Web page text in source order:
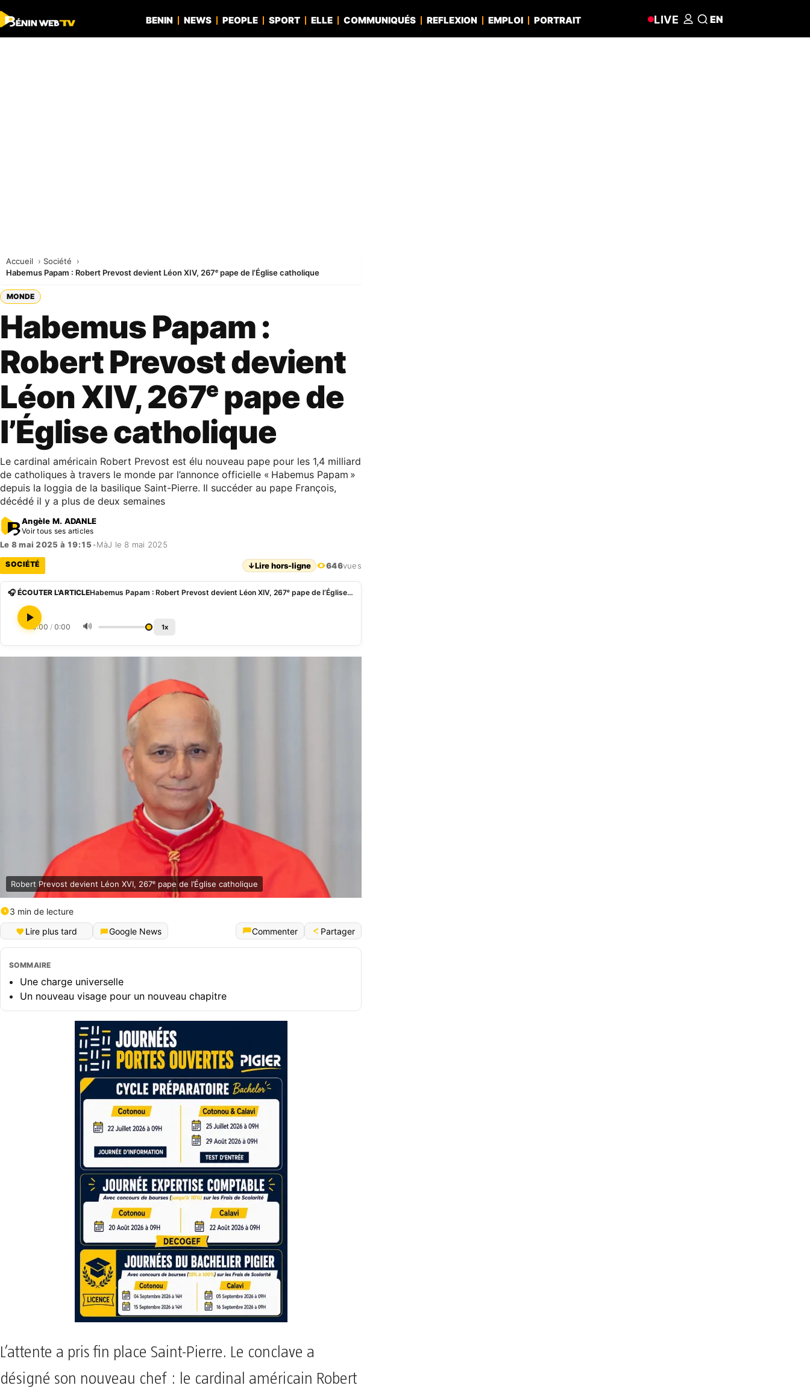
BENIN NEWS PEOPLE SPORT ELLE COMMUNIQUÉS REFLEXION EMPLOI PORTRAIT LIVE EN
Accueil
Société
Habemus Papam : Robert Prevost devient Léon XIV, 267ᵉ pape de l’Église catholique
MONDE
Habemus Papam :
Robert Prevost devient
Léon XIV, 267ᵉ pape de
l’Église catholique
Le cardinal américain Robert Prevost est élu nouveau pape pour les 1,4 milliard
de catholiques à travers le monde par l’annonce officielle « Habemus Papam »
depuis la loggia de la basilique Saint-Pierre. Il succéder au pape François,
décédé il y a plus de deux semaines
Angèle M. ADANLE
Voir tous ses articles
Le 8 mai 2025 à 19:15 •MàJ le 8 mai 2025
SOCIÉTÉ ↓Lire hors-ligne 646vues
🎧 ÉCOUTER L'ARTICLE Habemus Papam : Robert Prevost devient Léon XIV, 267ᵉ pape de l’Église catholique
0:00 / 0:00 🔊 1x
Robert Prevost devient Léon XVI, 267ᵉ pape de l’Église catholique
3 min de lecture
Lire plus tard
Google News Commenter Partager
SOMMAIRE
Une charge universelle
Un nouveau visage pour un nouveau chapitre
L’attente a pris fin place Saint-Pierre. Le conclave a
désigné son nouveau chef : le cardinal américain Robert